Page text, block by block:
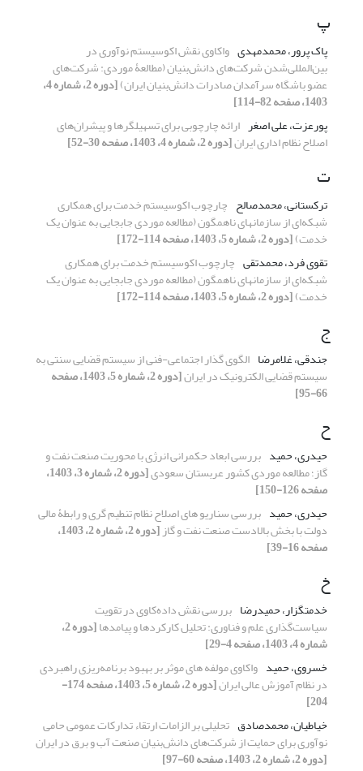
پ
پاک پرور، محمدمهدی واکاوی نقش اکوسیستم نوآوری در
بین‌المللی‌شدن شرکت‌های دانش‌بنیان (مطالعۀ موردی: شرکت‌های
عضو باشگاه سرآمدان صادرات دانش‌بنیان ایران) [دوره 2، شماره 4،
1403، صفحه 82-114]
پورعزت، علی اصغر ارائه چارچوبی برای تسهیلگرها و پیشران‌های
اصلاح نظام اداری ایران[دوره 2، شماره 4، 1403، صفحه 30-52]
ت
ترکستانی، محمدصالح چارچوب اکوسیستم خدمت برای همکاری
شبکه‌ای از سازمانهای ناهمگون (مطالعه موردی جابجایی به عنوان یک
خدمت)[دوره 2، شماره 5، 1403، صفحه 114-172]
تقوی فرد، محمدتقی چارچوب اکوسیستم خدمت برای همکاری
شبکه‌ای از سازمانهای ناهمگون (مطالعه موردی جابجایی به عنوان یک
خدمت)[دوره 2، شماره 5، 1403، صفحه 114-172]
ج
جندقی، غلامرضا الگوی گذار اجتماعی-فنی از سیستم قضایی سنتی به
سیستم قضایی الکترونیک در ایران [دوره 2، شماره 5، 1403، صفحه
66-95]
ح
حیدری، حمید بررسی ابعاد حکمرانی انرژی با محوریت صنعت نفت و
گاز؛ مطالعه موردی کشور عربستان سعودی [دوره 2، شماره 3، 1403،
صفحه 126-150]
حیدری، حمید بررسی سناریو های اصلاح نظام تنطیم گری و رابطۀ مالی
دولت با بخش بالادست صنعت نفت و گاز [دوره 2، شماره 2، 1403،
صفحه 16-39]
خ
خدمتگزار، حمیدرضا بررسی نقش داده‌کاوی در تقویت
سیاست‌گذاری علم و فناوری: تحلیل کارکردها و پیامدها [دوره 2،
شماره 4، 1403، صفحه 4-29]
خسروی، حمید واکاوی مولفه های موثر بر بهبود برنامه‌ریزی راهبردی
در نظام آموزش عالی ایران [دوره 2، شماره 5، 1403، صفحه 174-
204]
خیاطیان، محمدصادق تحلیلی بر الزامات ارتقاء تدارکات عمومی حامی
نوآوری برای حمایت‌ از شرکت‌های دانش‌بنیان صنعت آب و برق در ایران
[دوره 2، شماره 2، 1403، صفحه 60-97]